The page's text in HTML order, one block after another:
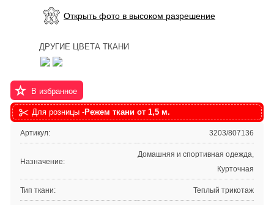
Открыть фото в высоком разрешение
ДРУГИЕ ЦВЕТА ТКАНИ
В избранное
Для розницы -Режем ткани от 1,5 м.
Артикул: 3203/807136
Назначение:
Домашняя и спортивная одежда,
Курточная
Тип ткани: Теплый трикотаж